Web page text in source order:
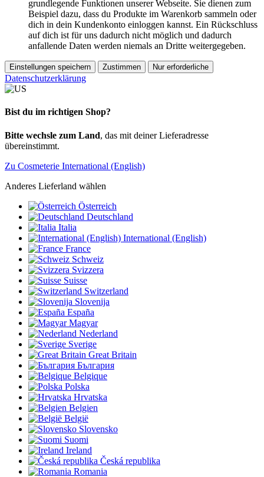
grundlegende Funktionen unserer Webseite. Sie dienen zum
Beispiel dazu, dass du Produkte im Warenkorb sammeln oder
dich in dein Kundenkonto einloggen kannst. Ein Rückschluss
auf dich ist für uns dadurch nicht möglich und dadurch
anfallende Daten werden niemals an Dritte weitergegeben.
Einstellungen speichern Zustimmen Nur erforderliche
Datenschutzerklärung
Bist du im richtigen Shop?
Bitte wechsle zum Land, das mit deiner Lieferadresse
übereinstimmt.
Zu Cosmeterie International (English)
Anderes Lieferland wählen
Österreich
Deutschland
Italia
International (English)
France
Schweiz
Svizzera
Suisse
Switzerland
Slovenija
España
Magyar
Nederland
Sverige
Great Britain
България
Belgique
Polska
Hrvatska
Belgien
België
Slovensko
Suomi
Ireland
Česká republika
Romania